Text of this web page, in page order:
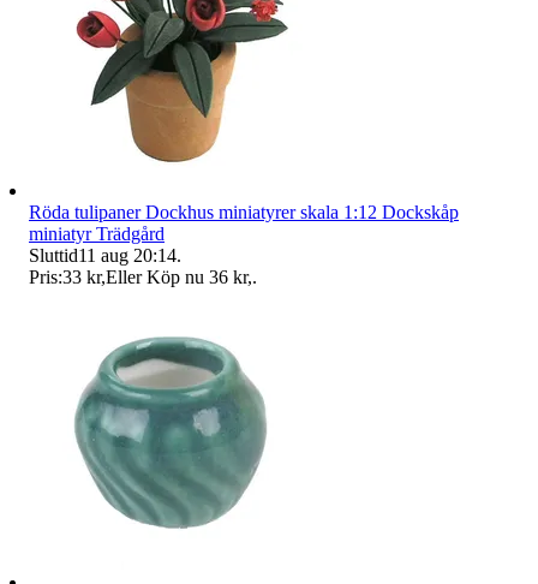
Röda tulipaner Dockhus miniatyrer skala 1:12 Dockskåp
miniatyr Trädgård
Sluttid11 aug 20:14.
Pris:33 kr,Eller Köp nu 36 kr,.